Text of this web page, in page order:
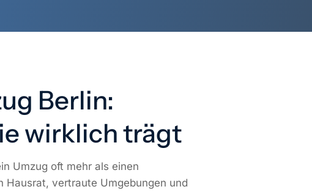
Berlin:
wirklich trägt
Umzug oft mehr als einen
Hausrat, vertraute Umgebungen und